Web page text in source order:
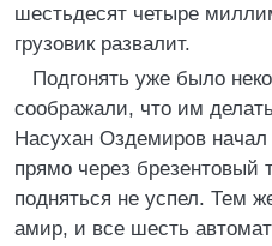
шестьдесят четыре
грузовик развалит.
Подгонять уже было
соображали, что им
Насухан Оздемиров начал
прямо через брезентовый
подняться не успел. Тем
амир, и все шесть